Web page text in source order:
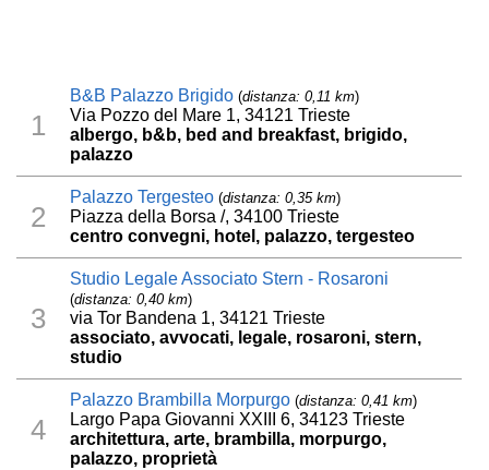
1
B&B Palazzo Brigido (distanza: 0,11 km)
Via Pozzo del Mare 1, 34121 Trieste
albergo, b&b, bed and breakfast, brigido,
palazzo
2
Palazzo Tergesteo (distanza: 0,35 km)
Piazza della Borsa /, 34100 Trieste
centro convegni, hotel, palazzo, tergesteo
3
Studio Legale Associato Stern - Rosaroni
(distanza: 0,40 km)
via Tor Bandena 1, 34121 Trieste
associato, avvocati, legale, rosaroni, stern,
studio
4
Palazzo Brambilla Morpurgo (distanza: 0,41 km)
Largo Papa Giovanni XXIII 6, 34123 Trieste
architettura, arte, brambilla, morpurgo,
palazzo, proprietà